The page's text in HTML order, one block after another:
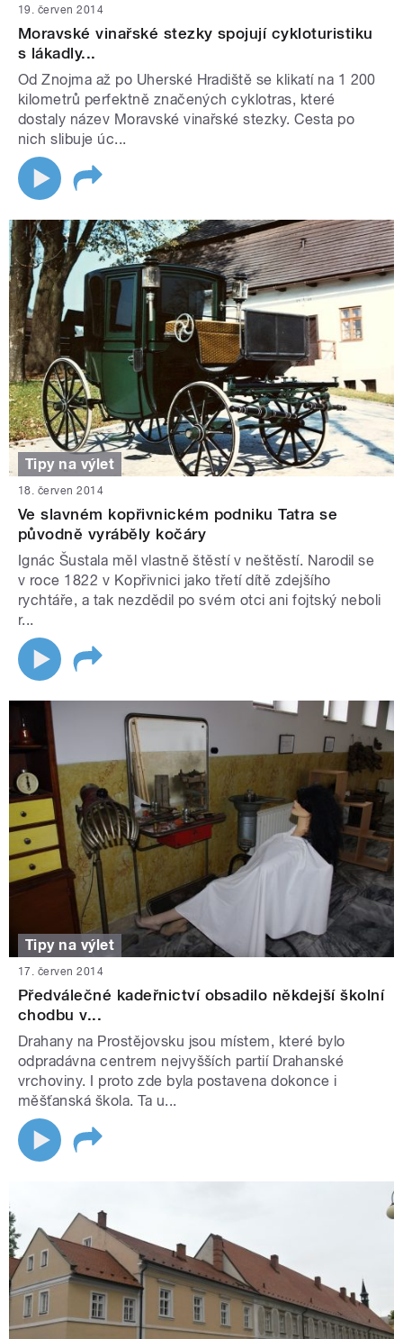
19. červen 2014
Moravské vinařské stezky spojují cykloturistiku
s lákadly...
Od Znojma až po Uherské Hradiště se klikatí na 1 200
kilometrů perfektně značených cyklotras, které
dostaly název Moravské vinařské stezky. Cesta po
nich slibuje úc...
Tipy na výlet
18. červen 2014
Ve slavném kopřivnickém podniku Tatra se
původně vyráběly kočáry
Ignác Šustala měl vlastně štěstí v neštěstí. Narodil se
v roce 1822 v Kopřivnici jako třetí dítě zdejšího
rychtáře, a tak nezdědil po svém otci ani fojtský neboli
r...
Tipy na výlet
17. červen 2014
Předválečné kadeřnictví obsadilo někdejší školní
chodbu v...
Drahany na Prostějovsku jsou místem, které bylo
odpradávna centrem nejvyšších partií Drahanské
vrchoviny. I proto zde byla postavena dokonce i
měšťanská škola. Ta u...